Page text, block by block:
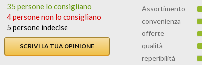
35 persone lo consigliano
4 persone non lo consigliano
5 persone indecise
SCRIVI LA TUA OPINIONE
Assortimento
convenienza
offerte
qualità
reperibilità